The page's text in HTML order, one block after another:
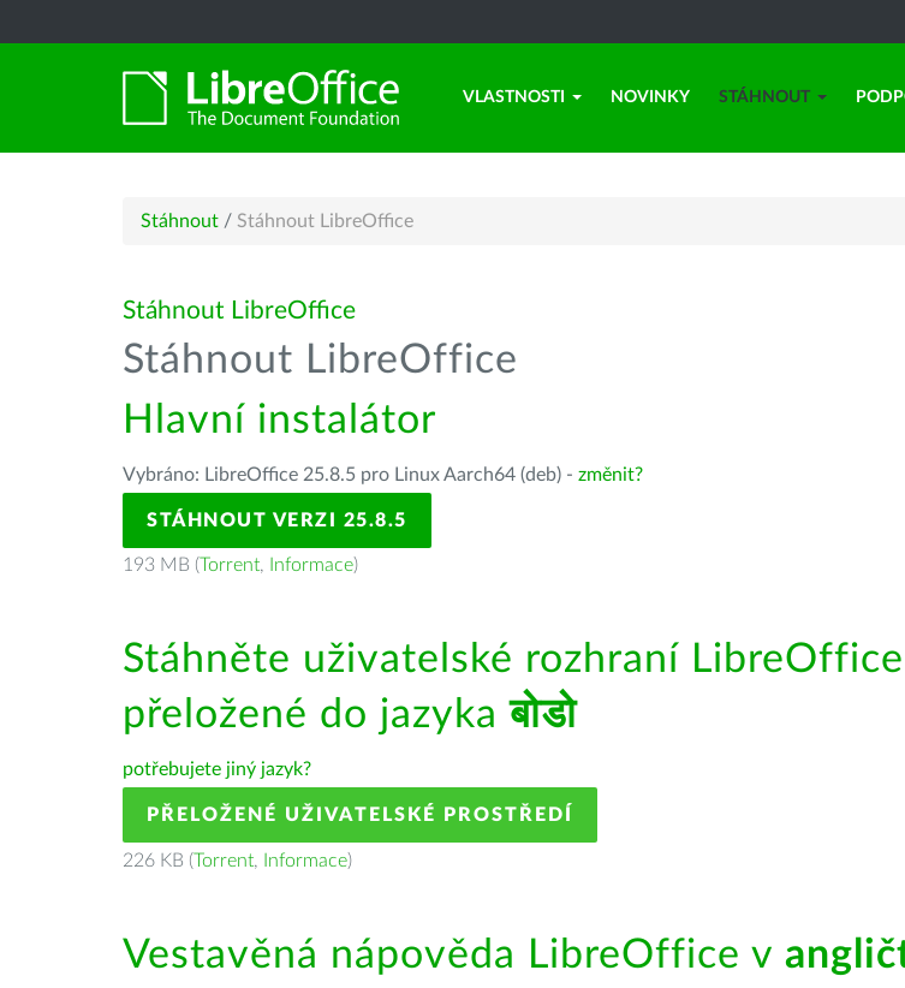
VLASTNOSTI NOVINKY STÁHNOUT
Stáhnout / Stáhnout LibreOffice
Stáhnout LibreOffice
Stáhnout LibreOffice
Hlavní instalátor
Vybráno: LibreOffice 25.8.5 pro Linux Aarch64 (deb) - změnit?
STÁHNOUT VERZI 25.8.5
193 MB (Torrent, Informace)
Stáhněte uživatelské rozhraní LibreOffice
přeložené do jazykaबोडो
potřebujete jiný jazyk?
PŘELOŽENÉ UŽIVATELSKÉ PROSTŘEDÍ
226 KB (Torrent, Informace)
Vestavěná nápověda LibreOffice v